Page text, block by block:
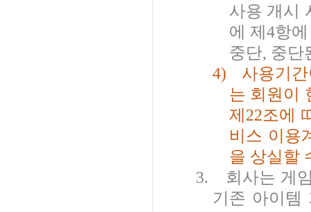
사용 개시
에 제4항
중단, 중단
4)
사용기
는 회원이
제 22조에
비스 이용
을 상실할
3.
회사는 게
기존 아이템